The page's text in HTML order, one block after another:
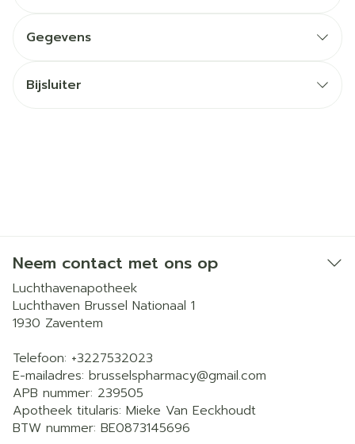
Gegevens
Bijsluiter
Neem contact met ons op
Luchthavenapotheek
Luchthaven Brussel Nationaal 1
1930 Zaventem
Telefoon: +3227532023
E-mailadres: brusselspharmacy@gmail.com
APB nummer: 239505
Apotheek titularis: Mieke Van Eeckhoudt
BTW nummer: BE0873145696